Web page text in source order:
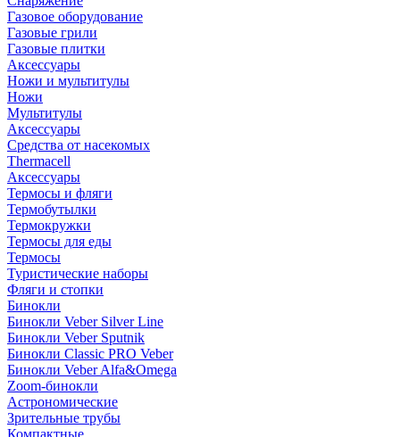
Газовое оборудование
Газовые грили
Газовые плитки
Аксессуары
Ножи и мультитулы
Ножи
Мультитулы
Аксессуары
Средства от насекомых
Thermacell
Аксессуары
Термосы и фляги
Термобутылки
Термокружки
Термосы для еды
Термосы
Туристические наборы
Фляги и стопки
Бинокли
Бинокли Veber Silver Line
Бинокли Veber Sputnik
Бинокли Classic PRO Veber
Бинокли Veber Alfa&Omega
Zoom-бинокли
Астрономические
Зрительные трубы
Компактные